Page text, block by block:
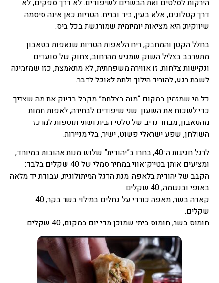
הירקות לסלטים ואת הבשרים לשיפודים. לא דרך ספקים, לא
דרך קטלוגים, אלא בעין, ביד ובריח. הטריות כאן אינה סיסמה
שיווקית; היא מציאות יומיומית שמורגשת בכל ביס.
בחלל הקטן והמחבק, ריח הלאפות הטריות שנאפות בטאבון
מתערבב בצליל השוק שמגיע מהרחוב, צחוק של סועדים
ונקישות צלחות. זו אווירה משפחתית, לא מתאמצת, כזו שמזמינה
לשבת רגע, להוריד הילוך ולתת לאוכל לדבר.
כל מי שמזמין במקום “מנה בצלחת” מקבל בדיוק את מה שצריך
כדי לשכוח את השעון :שני שיפודים לבחירה, לאפות חמות
מהטאבון, מבחר נדיב של סלטי הבית ושתי תוספות למרכז
השולחן, שפע ישראלי פשוט, ישיר, בלי מניירות.
לרגל חגיגות ה־40, בחרו ב”יהודית” שלוש מנות אהובות במיוחד,
ומציעים אותן בטייק־אווי במחיר סמלי של 40 שקלים בלבד:
הקבב של יהודית בלאפה, מנת הדגל המיתולוגית, עבודת יד מלאה
באופי ובנשמה, 40 שקלים.
קאדה בשר, מאפה כורדי על גחלים במילוי בשר בקר, 40
שקלים.
חומוס בשר, חומוס ביתי שמוכן מדי יום במקום, 40 שקלים.